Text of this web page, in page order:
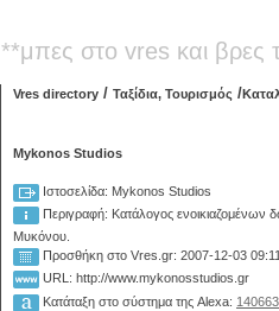
**μπες στο vres και βρες
Vres directory / Ταξίδια, Τουρισμός /
Mykonos Studios
Ιστοσελίδα: Mykonos Studios
Περιγραφή: Κατάλογος ενοικιαζομένων
Μυκόνου.
Προσθήκη στο Vres.gr: 2007-12-03
URL: http://www.mykonosstudios.gr
Κατάταξη στο σύστημα της Alexa: